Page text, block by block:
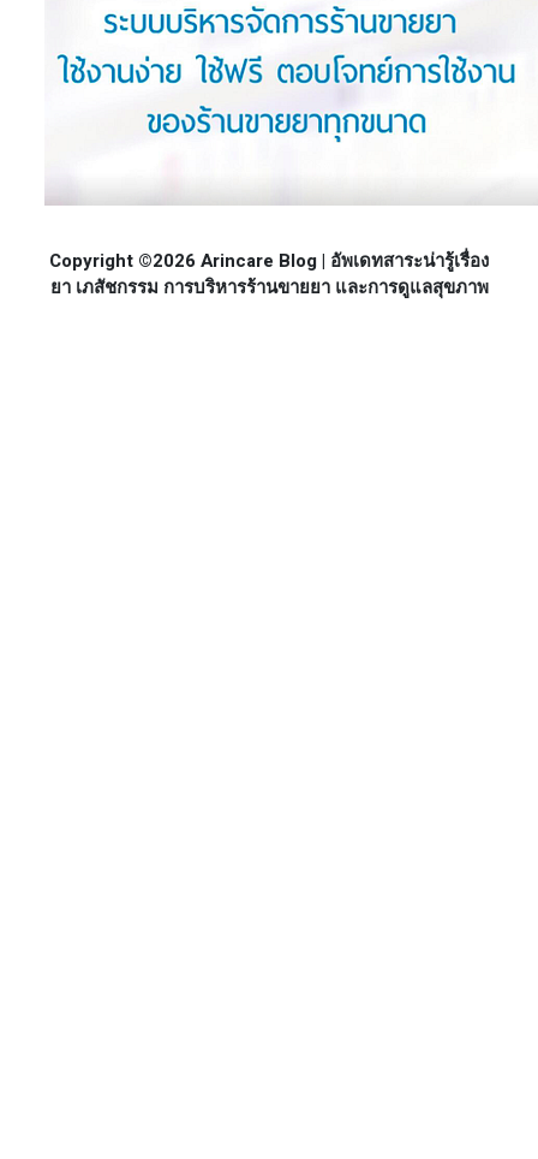
Copyright ©2026 Arincare Blog | อัพเดทสาระน่ารู้เรื่อง
ยา เภสัชกรรม การบริหารร้านขายยา และการดูแลสุขภาพ